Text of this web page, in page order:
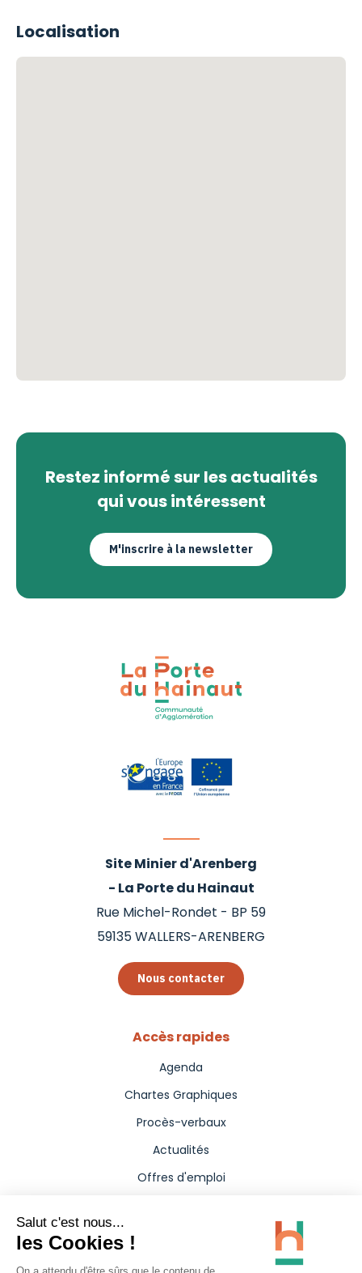
Localisation
Restez informé sur les actualités
qui vous intéressent
M'inscrire à la newsletter
Site Minier d'Arenberg
- La Porte du Hainaut
Rue Michel-Rondet - BP 59
59135WALLERS-ARENBERG
Nous contacter
Accès rapides
Agenda
Chartes Graphiques
Procès-verbaux
Actualités
Offres d'emploi